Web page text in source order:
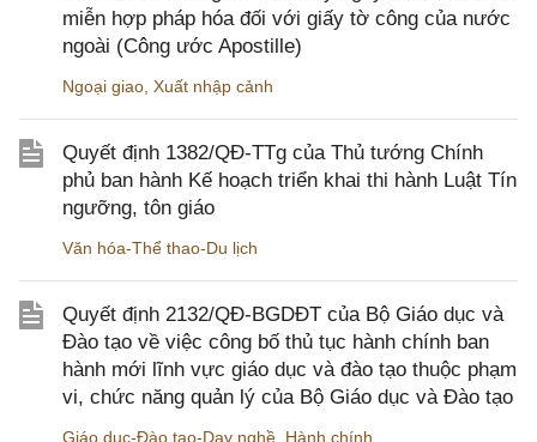
miễn hợp pháp hóa đối với giấy tờ công của nước
ngoài (Công ước Apostille)
Ngoại giao Xuất nhập cảnh
Quyết định 1382/QĐ-TTg của Thủ tướng Chính
phủ ban hành Kế hoạch triển khai thi hành Luật Tín
ngưỡng, tôn giáo
Văn hóa-Thể thao-Du lịch
Quyết định 2132/QĐ-BGDĐT của Bộ Giáo dục và
Đào tạo về việc công bố thủ tục hành chính ban
hành mới lĩnh vực giáo dục và đào tạo thuộc phạm
vi, chức năng quản lý của Bộ Giáo dục và Đào tạo
Giáo dục-Đào tạo-Dạy nghề Hành chính